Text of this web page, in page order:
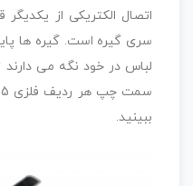
اتصال الکتریکی از
سری گیره است. گیره ها
لباس در خود نگه می دارند
ببینید.